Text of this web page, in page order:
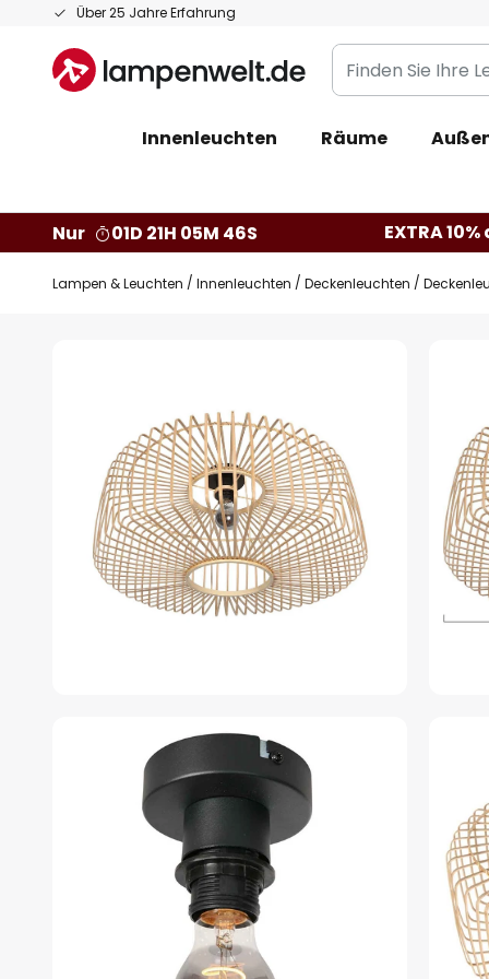
Über 25 Jahre Erfahrung
Zum
springen
Finden
Sie
Leuchte...
Innenleuchten Räume
Nur 01D 21H 05M 45S EXTRA
Lampen & Leuchten Innenleuchten Deckenleuchten
Bildgalerie
springen